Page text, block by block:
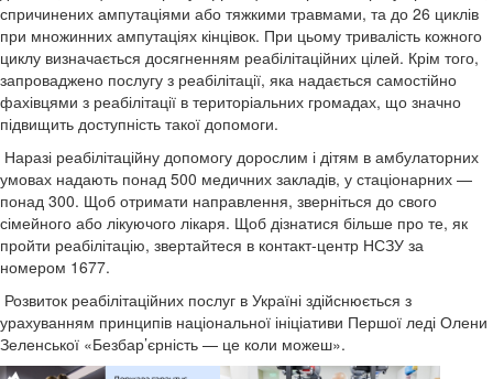
спричинених ампутаціями або тяжкими травмами, та до 26 циклів
при множинних ампутаціях кінцівок. При цьому тривалість кожного
циклу визначається досягненням реабілітаційних цілей. Крім того,
запроваджено послугу з реабілітації, яка надається самостійно
фахівцями з реабілітації в територіальних громадах, що значно
підвищить доступність такої допомоги.
Наразі реабілітаційну допомогу дорослим і дітям в амбулаторних
умовах надають понад 500 медичних закладів, у стаціонарних —
понад 300. Щоб отримати направлення, зверніться до свого
сімейного або лікуючого лікаря. Щоб дізнатися більше про те, як
пройти реабілітацію, звертайтеся в контакт-центр НСЗУ за
номером 1677.
Розвиток реабілітаційних послуг в Україні здійснюється з
урахуванням принципів національної ініціативи Першої леді Олени
Зеленської «Безбар’єрність — це коли можеш».